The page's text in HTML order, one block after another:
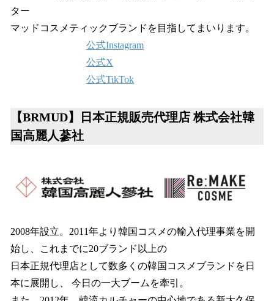
ター
マッドコスメティックブランドを目指してまいります。
公式Instagram
公式X
公式TikTok
【BRMUD】日本正規販売代理店 株式会社韓
国高麗人蔘社
2008年設立。2011年より韓国コスメの輸入代理事業を開
始し、これまでに20ブランド以上の
日本正規代理店として数多くの韓国コスメブランドを日
本に展開し、 今日の一大ブームを牽引。